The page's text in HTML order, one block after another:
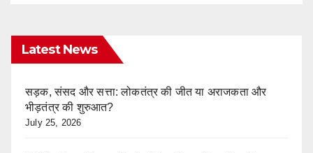
Latest News
सड़क, संसद और सत्ता: लोकतंत्र की जीत या अराजकता और
भीड़तंत्र की शुरुआत?
July 25, 2026